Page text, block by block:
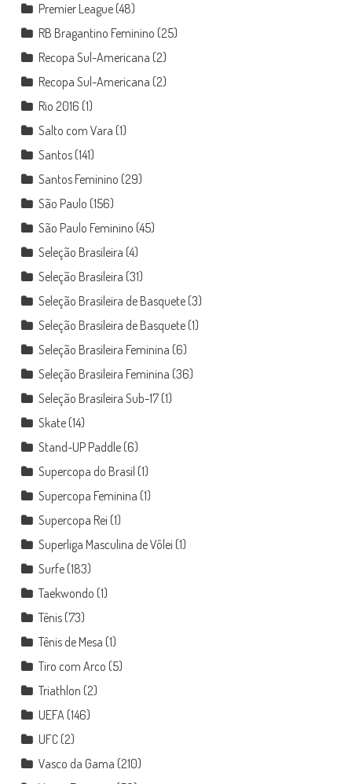
Premier League(48)
RB Bragantino Feminino (25)
Recopa Sul-Americana (2)
Recopa Sul-Americana (2)
Rio 2016 (1)
Salto com Vara (1)
Santos(141)
Santos Feminino (29)
São Paulo (156)
São Paulo Feminino (45)
Seleção Brasileira (4)
Seleção Brasileira (31)
Seleção Brasileira de Basquete(3)
Seleção Brasileira de Basquete(1)
Seleção Brasileira Feminina (6)
Seleção Brasileira Feminina (36)
Seleção Brasileira Sub-17(1)
Skate(14)
Stand-UP Paddle(6)
Supercopa do Brasil (1)
Supercopa Feminina (1)
Supercopa Rei (1)
Superliga Masculina de Vôlei (1)
Surfe(183)
Taekwondo (1)
Tênis(73)
Tênis de Mesa (1)
Tiro com Arco (5)
Triathlon (2)
UEFA(146)
UFC(2)
Vasco da Gama (210)